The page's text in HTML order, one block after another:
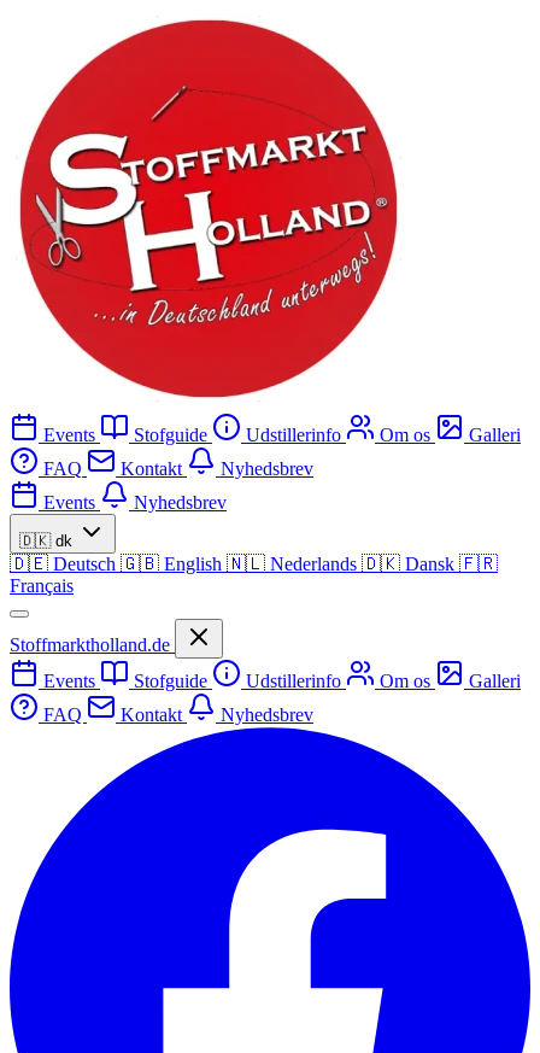
Events Stofguide Udstillerinfo Om os
Galleri
FAQ
Kontakt
Nyhedsbrev
Events
Nyhedsbrev
🇩🇰 dk
🇩🇪 Deutsch 🇬🇧 English 🇳🇱 Nederlands 🇩🇰 Dansk 🇫🇷
Français
Stoffmarktholland.de
Events
Stofguide Udstillerinfo Om os
Galleri
FAQ
Kontakt Nyhedsbrev